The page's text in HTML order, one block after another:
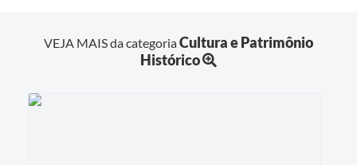
VEJA MAIS da categoriaCultura e Patrimônio
Histórico